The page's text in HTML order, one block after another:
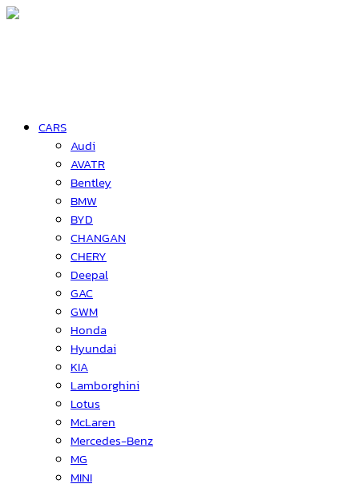
CARS
Audi
AVATR
Bentley
BMW
BYD
CHANGAN
CHERY
Deepal
GAC
GWM
Honda
Hyundai
KIA
Lamborghini
Lotus
McLaren
Mercedes-Benz
MG
MINI